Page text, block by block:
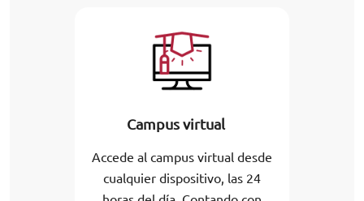
Campus virtual
Accede al campus virtual desde
cualquier dispositivo, las 24